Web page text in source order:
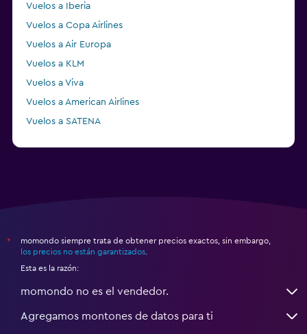
Vuelos a Iberia
Vuelos a Copa Airlines
Vuelos a Air Europa
Vuelos a KLM
Vuelos a Viva
Vuelos a American Airlines
Vuelos a SATENA
*
momondo siempre trata de obtener precios exactos, sin embargo,
los precios no están garantizados
Esta es la razón:
momondo no es el vendedor.
Agregamos montones de datos para ti